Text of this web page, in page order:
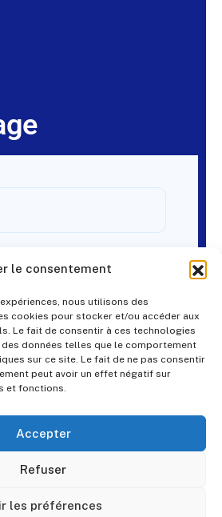
le consentement
nous utilisons des
cookies pour stocker et/ou accéder aux
Le fait de consentir à ces technologies
données telles que le comportement
sur ce site. Le fait de ne pas consentir
peut avoir un effet négatif sur
et fonctions.
Accepter
Refuser
les préférences